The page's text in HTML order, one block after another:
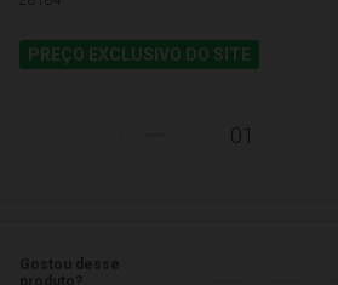
PREÇO EXCLUSIVO DO SITE